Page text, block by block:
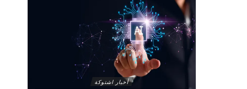
أخبار اشتوكة